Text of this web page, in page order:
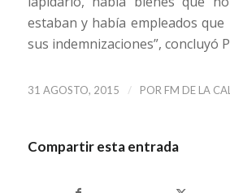
estaban y había empleados
sus indemnizaciones”, concluyó
31 AGOSTO, 2015 / POR FM DE LA
Compartir esta entrada